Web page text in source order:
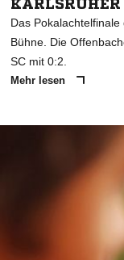
KARLSRUHER
Das
Bühne. Die
SC mit 0:2.
Mehr lesen